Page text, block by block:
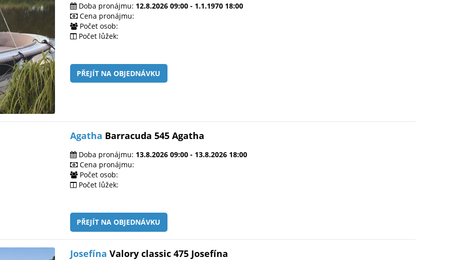
Doba pronájmu: 12.8.2026 09:00 - 1.1.1970 18:00
Cena pronájmu:
Počet osob:
Počet lůžek:
PŘEJÍT NA OBJEDNÁVKU
Agatha Barracuda 545 Agatha
Doba pronájmu: 13.8.2026 09:00 - 13.8.2026 18:00
Cena pronájmu:
Počet osob:
Počet lůžek:
PŘEJÍT NA OBJEDNÁVKU
Josefína Valory classic 475 Josefína